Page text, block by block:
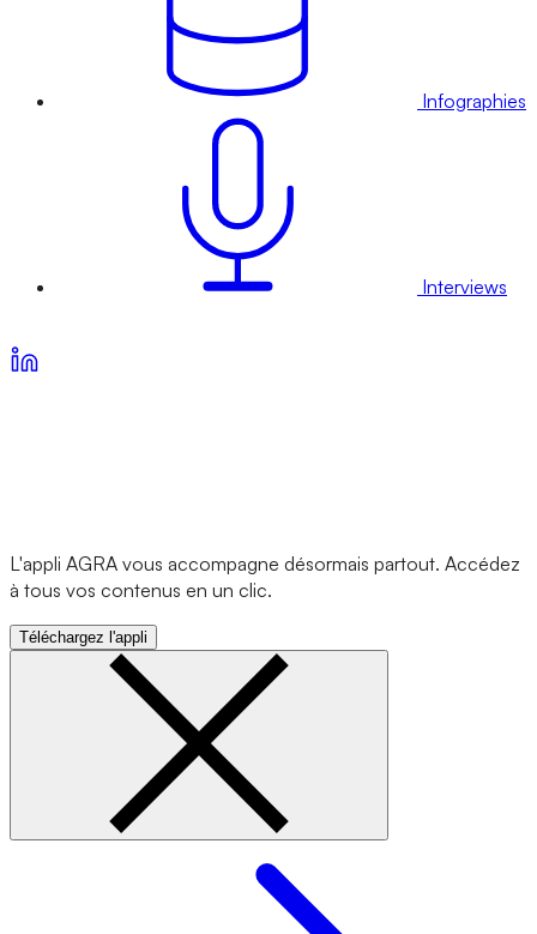
Infographies
Interviews
L'appli AGRA vous accompagne désormais partout. Accédez
à tous vos contenus en un clic.
Téléchargez l'appli